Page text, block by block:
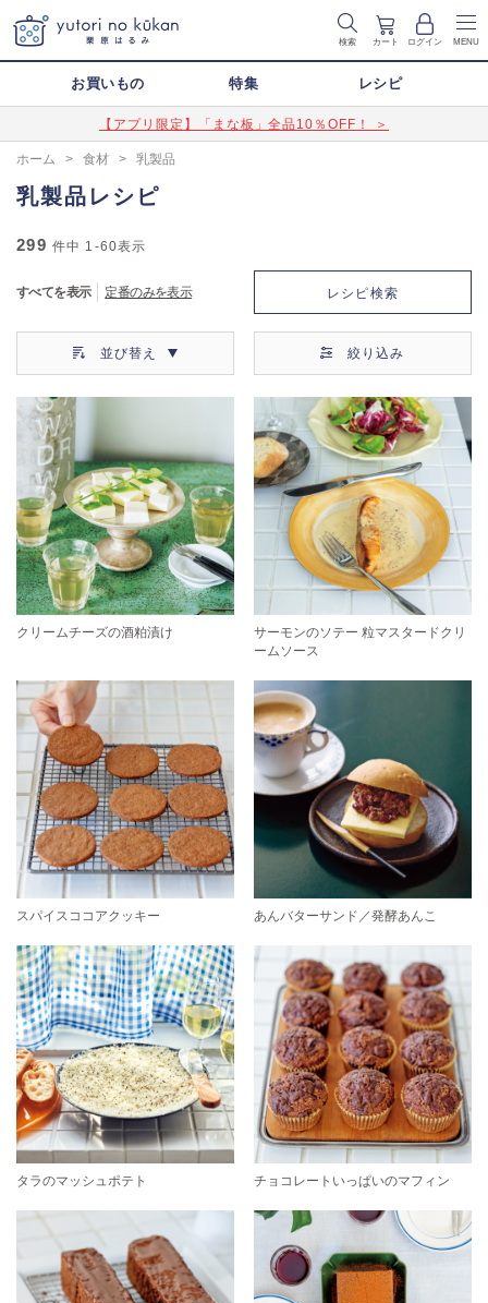
検索 カート ログイン MENU
お買いもの 特集 レシピ
【アプリ限定】「まな板」全品10％OFF！ ＞
ホーム > 食材 > 乳製品
乳製品レシピ
299 件中 1-60表示
すべてを表示 定番のみを表示 レシピ検索
並び替え 絞り込み
クリームチーズの酒粕漬け
サーモンのソテー 粒マスタードクリ
ームソース
スパイスココアクッキー あんバターサンド／発酵あんこ
タラのマッシュポテト チョコレートいっぱいのマフィン